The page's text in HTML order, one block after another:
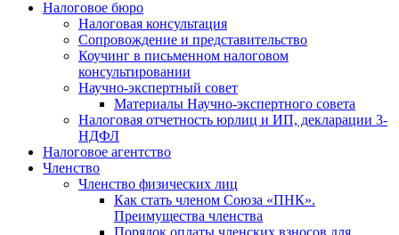
Налоговое бюро
Налоговая консультация
Cопровождение и представительство
Коучинг в письменном налоговом
консультировании
Научно-экспертный совет
Материалы Научно-экспертного совета
Налоговая отчетность юрлиц и ИП, декларации 3-
НДФЛ
Налоговое агентство
Членство
Членство физических лиц
Как стать членом Союза «ПНК».
Преимущества членства
Порядок оплаты членских взносов для